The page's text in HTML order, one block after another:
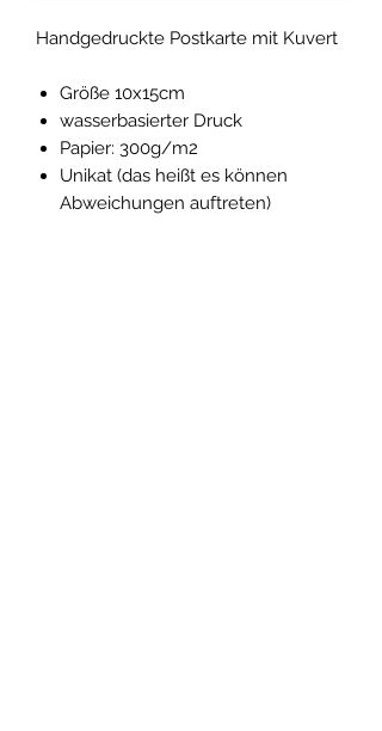
Handgedruckte Postkarte mit Kuvert
Größe 10x15cm
wasserbasierter Druck
Papier: 300g/m2
Unikat (das heißt es können
Abweichungen auftreten)